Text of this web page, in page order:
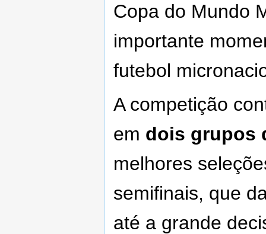
Copa do Mundo
importante
futebol
A competição
em dois grupos
melhores
semifinais, que
até a grande